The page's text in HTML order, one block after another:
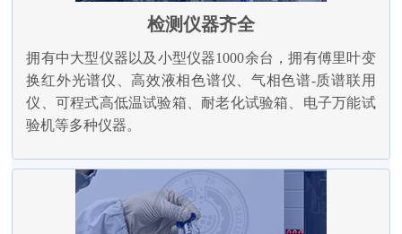
检测仪器齐全
拥有中大型仪器以及小型仪器1000余台，拥有傅里叶变
换红外光谱仪、高效液相色谱仪、气相色谱-质谱联用
仪、可程式高低温试验箱、耐老化试验箱、电子万能试
验机等多种仪器。